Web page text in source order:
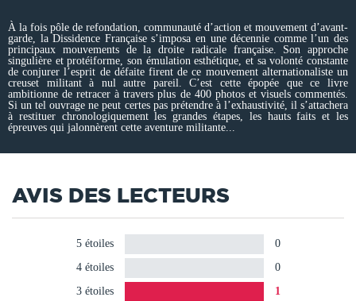
À la fois pôle de refondation, communauté d’action et mouvement d’avant-
garde, la Dissidence Française s’imposa en une décennie comme l’un des
principaux mouvements de la droite radicale française. Son approche
singulière et protéiforme, son émulation esthétique, et sa volonté constante
de conjurer l’esprit de défaite firent de ce mouvement alternationaliste un
creuset militant à nul autre pareil. C’est cette épopée que ce livre
ambitionne de retracer à travers plus de 400 photos et visuels commentés.
Si un tel ouvrage ne peut certes pas prétendre à l’exhaustivité, il s’attachera
à restituer chronologiquement les grandes étapes, les hauts faits et les
épreuves qui jalonnèrent cette aventure militante...
AVIS DES LECTEURS
5 étoiles
0
4 étoiles
0
3 étoiles
1